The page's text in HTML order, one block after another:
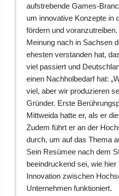
aufstrebende Games-
um innovative Konzepte in
fördern und
Meinung nach in Sachsen
ehesten verstanden hat,
viel passiert und
einen Nachholbedarf hat:
viel, aber wir produzieren
Gründer. Erste
Mittweida hatte er, als er
Zudem führt er an der
durch, um auf das Thema
Sein Resümee nach dem
beeindruckend sei, wie hier
Innovation zwischen
Unternehmen funktioniert.